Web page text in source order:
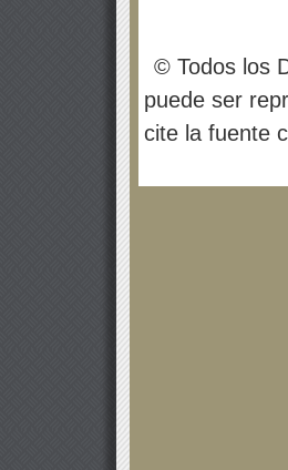
© Todos los
puede ser
cite la fuente